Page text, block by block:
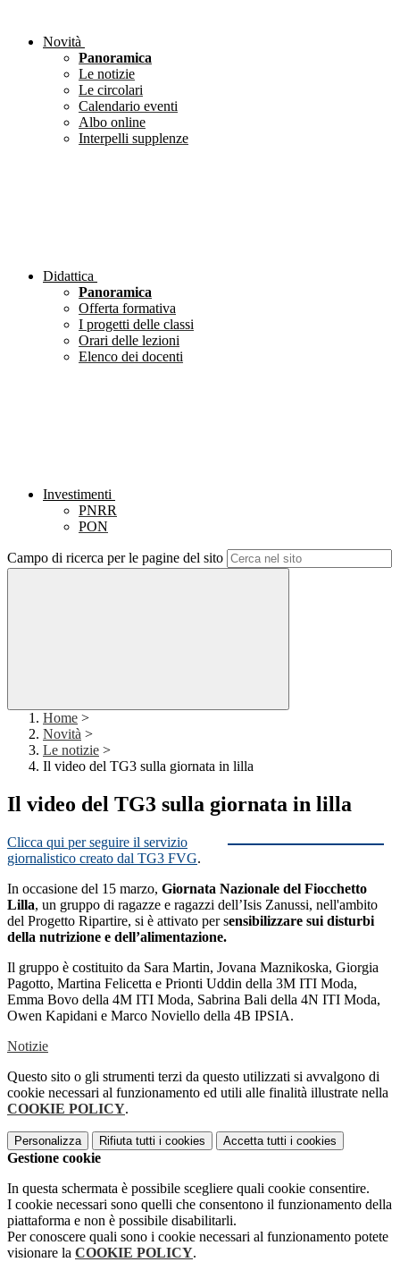
Novità
Panoramica
Le notizie
Le circolari
Calendario eventi
Albo online
Interpelli supplenze
Didattica
Panoramica
Offerta formativa
I progetti delle classi
Orari delle lezioni
Elenco dei docenti
Investimenti
PNRR
PON
Campo di ricerca per le pagine del sito
Home >
Novità >
Le notizie >
Il video del TG3 sulla giornata in lilla
Il video del TG3 sulla giornata in lilla
Clicca qui per seguire il servizio
giornalistico creato dal TG3 FVG.
In occasione del 15 marzo, Giornata Nazionale del Fiocchetto
Lilla, un gruppo di ragazze e ragazzi dell’Isis Zanussi, nell'ambito
del Progetto Ripartire, si è attivato per sensibilizzare sui disturbi
della nutrizione e dell’alimentazione.
Il gruppo è costituito da Sara Martin, Jovana Maznikoska, Giorgia
Pagotto, Martina Felicetta e Prionti Uddin della 3M ITI Moda,
Emma Bovo della 4M ITI Moda, Sabrina Bali della 4N ITI Moda,
Owen Kapidani e Marco Noviello della 4B IPSIA.
Notizie
Questo sito o gli strumenti terzi da questo utilizzati si avvalgono di
cookie necessari al funzionamento ed utili alle finalità illustrate nella
COOKIE POLICY.
Personalizza Rifiuta tutti i cookies Accetta tutti i cookies
Gestione cookie
In questa schermata è possibile scegliere quali cookie consentire.
I cookie necessari sono quelli che consentono il funzionamento della
piattaforma e non è possibile disabilitarli.
Per conoscere quali sono i cookie necessari al funzionamento potete
visionare la COOKIE POLICY.